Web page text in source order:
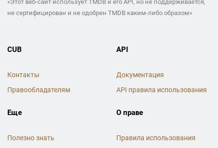
«Этот веб-сайт использует TMDB и его API, но не поддерживается,
не сертифицирован и не одобрен TMDB каким-либо образом»
CUB
Контакты
Правообладателям
API
Документация
API правила использования
Еще
Полезно знать
О праве
Правила использования